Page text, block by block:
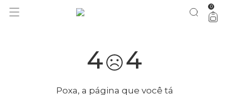
0
4 4
Poxa, a página que você tá